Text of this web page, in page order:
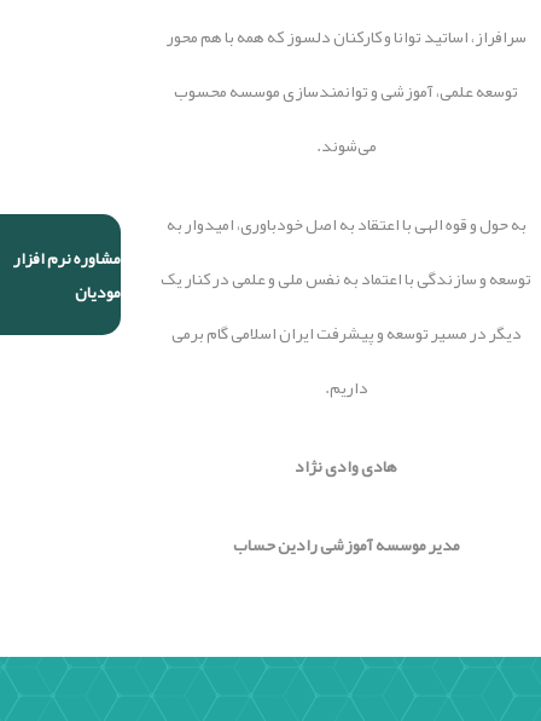
مشاوره نرم افزار
مودیان
سرافراز، اساتید توانا و کارکنان دلسوز که همه با هم محور
توسعه علمی، آموزشی و توانمندسازی موسسه محسوب
می‌شوند.
به حول و قوه الهی با اعتقاد به اصل خودباوری، امیدوار به
توسعه و سازندگی با اعتماد به نفس ملی و علمی در کنار یک
دیگر در مسیر توسعه و پیشرفت ایران اسلامی گام برمی
داریم.
هادی وادی نژاد
مدیر موسسه آموزشی رادین حساب